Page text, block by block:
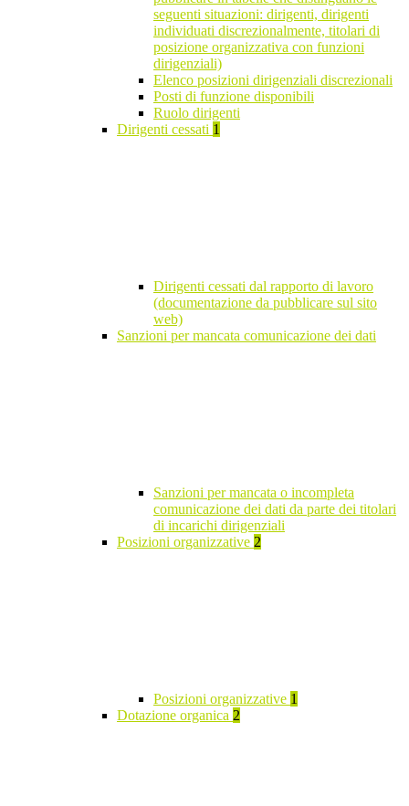
seguenti situazioni: dirigenti, dirigenti
individuati discrezionalmente, titolari di
posizione organizzativa con funzioni
dirigenziali)
Elenco posizioni dirigenziali discrezionali
Posti di funzione disponibili
Ruolo dirigenti
Dirigenti cessati 1
Dirigenti cessati dal rapporto di lavoro
(documentazione da pubblicare sul sito
web)
Sanzioni per mancata comunicazione dei dati
Sanzioni per mancata o incompleta
comunicazione dei dati da parte dei titolari
di incarichi dirigenziali
Posizioni organizzative 2
Posizioni organizzative 1
Dotazione organica 2